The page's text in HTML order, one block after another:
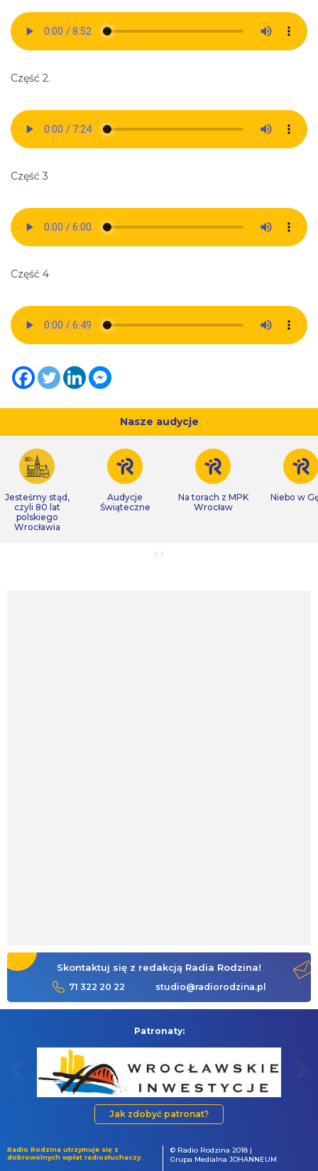
Część 2.
Część 3
Część 4
Nasze audycje
Jesteśmy stąd,
czyli 80 lat
polskiego
Wrocławia
Audycje
Świąteczne
Na torach z MPK
Wrocław
Niebo w
Skontaktuj się z redakcją Radia Rodzina!
71 322 20 22 studio@radiorodzina.pl
Patronaty:
Jak zdobyć patronat?
Radio Rodzina utrzymuje się z
dobrowolnych wpłat radiosłuchaczy.
© Radio Rodzina 2018 |
Grupa Medialna JOHANNEUM